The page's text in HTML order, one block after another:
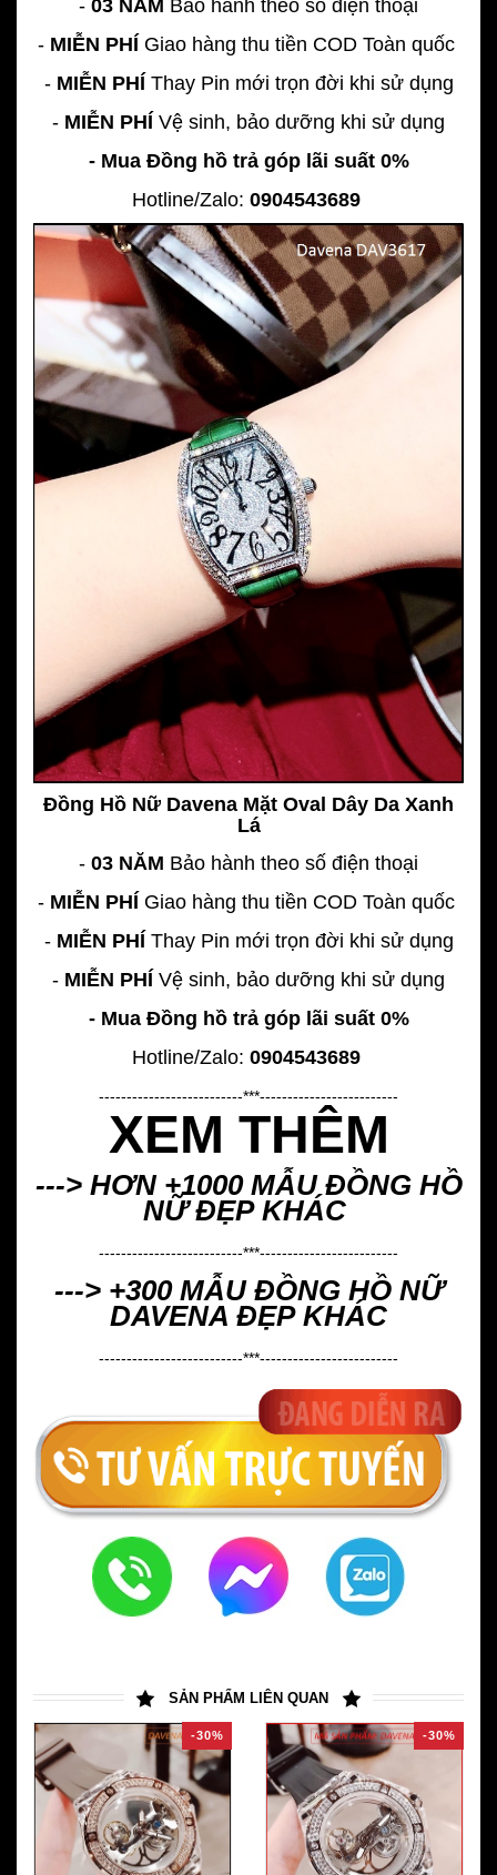
- 03 NĂM Bảo hành theo số điện thoại
- MIỄN PHÍ Giao hàng thu tiền COD Toàn quốc
- MIỄN PHÍ Thay Pin mới trọn đời khi sử dụng
- MIỄN PHÍ Vệ sinh, bảo dưỡng khi sử dụng
- Mua Đồng hồ trả góp lãi suất 0%
Hotline/Zalo: 0904543689
Đồng Hồ Nữ Davena Mặt Oval Dây Da Xanh
Lá
- 03 NĂM Bảo hành theo số điện thoại
- MIỄN PHÍ Giao hàng thu tiền COD Toàn quốc
- MIỄN PHÍ Thay Pin mới trọn đời khi sử dụng
- MIỄN PHÍ Vệ sinh, bảo dưỡng khi sử dụng
- Mua Đồng hồ trả góp lãi suất 0%
Hotline/Zalo: 0904543689
--------------------------***-------------------------
XEM THÊM
---> HƠN +1000 MẪUĐỒNG HỒ
NỮ ĐẸPKHÁC
--------------------------***-------------------------
---> +300 MẪU ĐỒNG HỒ NỮ
DAVENA ĐẸPKHÁC
--------------------------***-------------------------
SẢN PHẨM LIÊN QUAN
-30% -30%